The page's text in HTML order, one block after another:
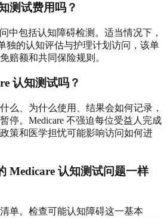
测试费用吗？
中包括认知障碍检测。适当情况下，
独的认知评估与护理计划访问，该单
赔额和共同保险规则。
认知测试吗？
么、为什么使用、结果会如何记录，
停。Medicare 不强迫每位受益人完成
策和医学担忧可能影响访问如何进
Medicare 认知测试问题一样
单。检查可能认知障碍这一基本